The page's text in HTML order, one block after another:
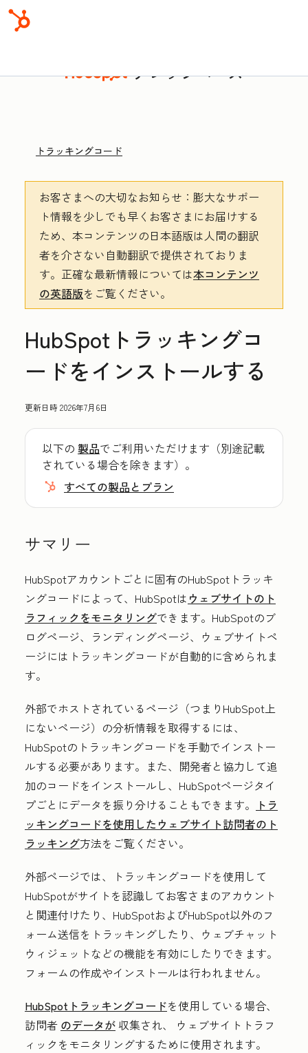
ナレッジベース
トラッキングコード
お客さまへの大切なお知らせ ：膨大なサポー
ト情報を少しでも早くお客さまにお届けする
ため、本コンテンツの日本語版は人間の翻訳
者を介さない自動翻訳で提供されておりま
す。 正確な最新情報については本コンテンツ
の英語版をご覧ください。
HubSpotトラッキングコ
ードをインストールする
更新日時2026年7月6日
以下の 製品でご利用いただけます（別途記載
されている場合を除きます）。
すべての製品とプラン
サマリー
HubSpotアカウントごとに固有のHubSpotトラッキ
ングコードによって、HubSpotは ウェブサイトの ト
ラフィックをモニタリングできます。HubSpotのブ
ログページ、ランディングページ、ウェブサイトペ
ージにはトラッキングコードが自動的に含められま
す。
外部でホストされているページ（つまりHubSpot上
にないページ）の分析情報を取得するには、
HubSpotのトラッキングコードを手動でインストー
ルする必要があります。また、開発者と協力して追
加のコードをインストールし、HubSpotページタイ
プごとにデータを振り分けることもできます。
トラ
ッキングコードを使用したウェブサイト訪問者のト
ラッキング方法をご覧ください。
外部ページでは、トラッキングコードを使用して
HubSpotがサイトを認識してお客さまのアカウント
と関連付けたり、HubSpotおよびHubSpot以外のフ
ォーム送信をトラッキングしたり、ウェブチャット
ウィジェットなどの機能を有効にしたりできます。
フォームの作成やインストールは行われません。
HubSpotトラッキングコードを使用している場合、
訪問者 のデータが収集され、
ウェブサイトトラフ
ィックをモニタリングするために使用されます。